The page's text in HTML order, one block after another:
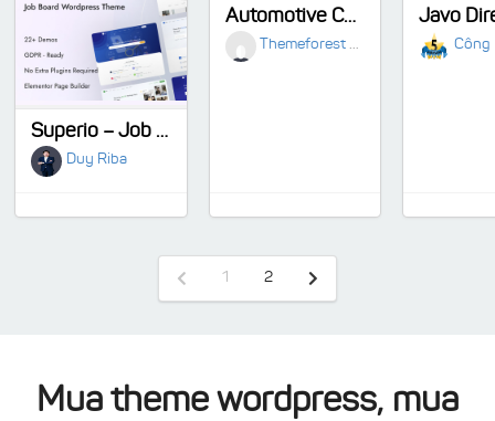
Superio – Job Board WordPress Theme
Duy Riba
Automotive Car Dealership Business WordPress Theme
Themeforest Original Công
1 2
Mua theme wordpress, mua